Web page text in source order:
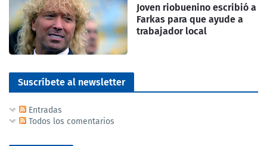
Joven riobuenino escribió a
Farkas para que ayude a
trabajador local
Suscríbete al newsletter
Entradas
Todos los comentarios